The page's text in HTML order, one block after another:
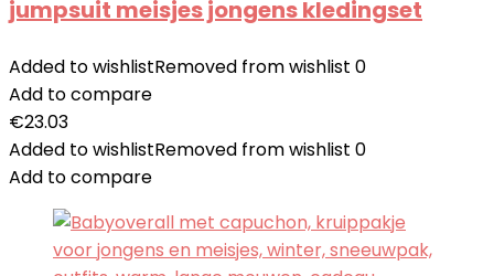
jumpsuit meisjes jongens kledingset
Added to wishlistRemoved from wishlist 0
Add to compare
€23.03
Added to wishlistRemoved from wishlist 0
Add to compare